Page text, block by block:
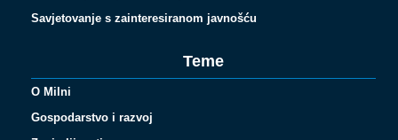
Savjetovanje s zainteresiranom javnošću
Teme
O Milni
Gospodarstvo i razvoj